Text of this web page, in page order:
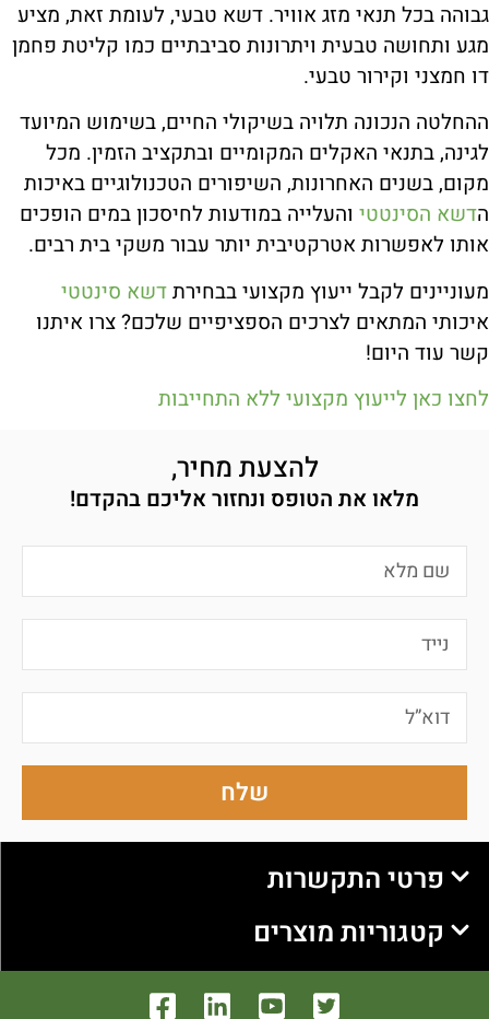
גבוהה בכל תנאי מזג אוויר. דשא טבעי, לעומת זאת, מציע
מגע ותחושה טבעית ויתרונות סביבתיים כמו קליטת פחמן
דו חמצני וקירור טבעי.
ההחלטה הנכונה תלויה בשיקולי החיים, בשימוש המיועד
לגינה, בתנאי האקלים המקומיים ובתקציב הזמין. מכל
מקום, בשנים האחרונות, השיפורים הטכנולוגיים באיכות
הדשא הסינטטי והעלייה במודעות לחיסכון במים הופכים
אותו לאפשרות אטרקטיבית יותר עבור משקי בית רבים.
מעוניינים לקבל ייעוץ מקצועי בבחירתדשא סינטטי
איכותי המתאים לצרכים הספציפיים שלכם? צרו איתנו
קשר עוד היום!
לחצו כאן לייעוץ מקצועי ללא התחייבות
להצעת מחיר,
מלאו את הטופס ונחזור אליכם בהקדם!
שלח
פרטי התקשרות
קטגוריות מוצרים